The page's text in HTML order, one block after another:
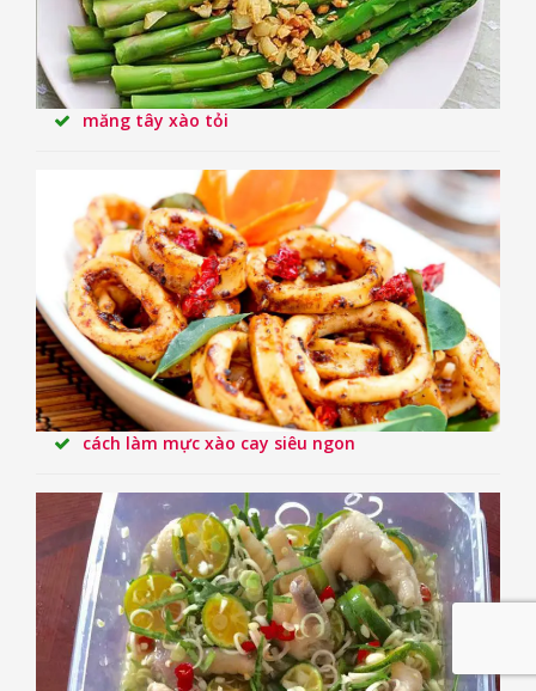
măng tây xào tỏi
cách làm mực xào cay siêu ngon